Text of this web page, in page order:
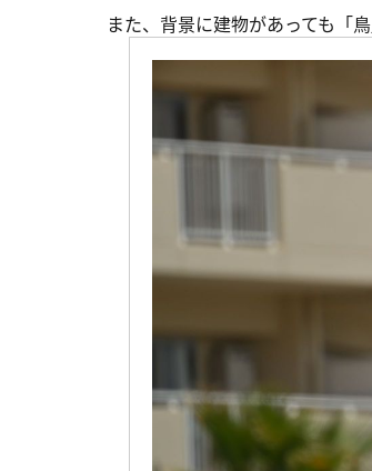
また、背景に建物があっても「